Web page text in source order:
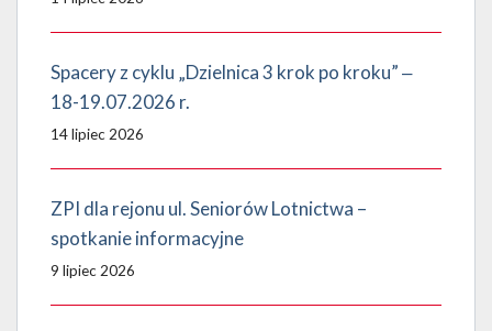
Spacery z cyklu „Dzielnica 3 krok po kroku” ‒
18-19.07.2026 r.
14 lipiec 2026
ZPI dla rejonu ul. Seniorów Lotnictwa –
spotkanie informacyjne
9 lipiec 2026